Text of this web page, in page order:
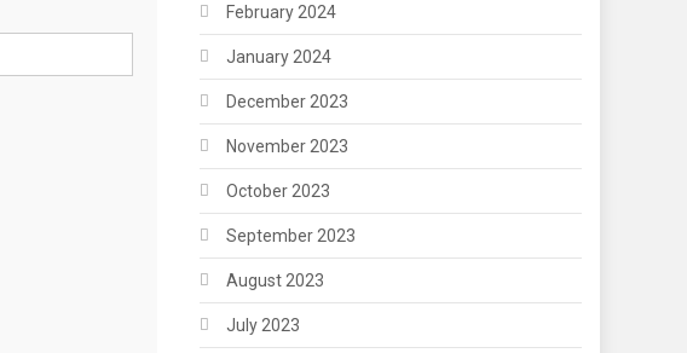
February 2024
January 2024
December 2023
November 2023
October 2023
September 2023
August 2023
July 2023